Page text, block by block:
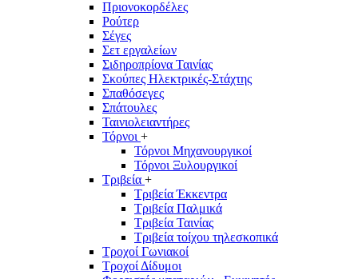
Πριονοκορδέλες
Ρούτερ
Σέγες
Σετ εργαλείων
Σιδηροπρίονα Ταινίας
Σκούπες Ηλεκτρικές-Στάχτης
Σπαθόσεγες
Σπάτουλες
Ταινιολειαντήρες
Τόρνοι +
Τόρνοι Μηχανουργικοί
Τόρνοι Ξυλουργικοί
Τριβεία +
Τριβεία Έκκεντρα
Τριβεία Παλμικά
Τριβεία Ταινίας
Τριβεία τοίχου τηλεσκοπικά
Τροχοί Γωνιακοί
Τροχοί Δίδυμοι